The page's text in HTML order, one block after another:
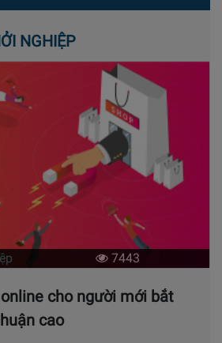
NGHIỆP
7443
cho người mới bắt
cao